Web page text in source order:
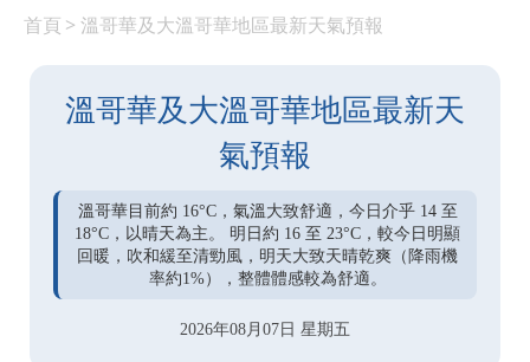
首頁 > 溫哥華及大溫哥華地區最新天氣預報
溫哥華及大溫哥華地區最新天
氣預報
溫哥華目前約 16°C，氣溫大致舒適，今日介乎 14 至
18°C，以晴天為主。 明日約 16 至 23°C，較今日明顯
回暖，吹和緩至清勁風，明天大致天晴乾爽（降雨機
率約1%），整體體感較為舒適。
2026年08月07日 星期五